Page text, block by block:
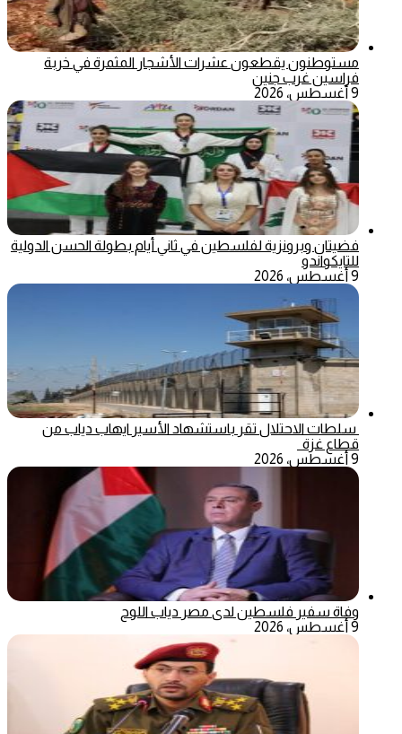
مستوطنون يقطعون عشرات الأشجار المثمرة في خربة
فراسين غرب جنين
9 أغسطس، 2026
فضيتان وبرونزية لفلسطين في ثاني أيام بطولة الحسن الدولية
للتايكواندو
9 أغسطس، 2026
سلطات الاحتلال تقر باستشهاد الأسير ايهاب دياب من
قطاع غزة
9 أغسطس، 2026
وفاة سفير فلسطين لدى مصر دياب اللوح
9 أغسطس، 2026